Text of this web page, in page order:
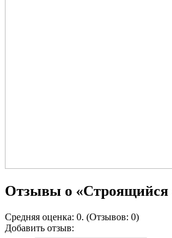
Отзывы о «Строящийся
Средняя оценка: 0. (Отзывов: 0)
Добавить отзыв: